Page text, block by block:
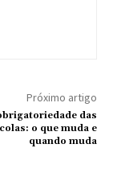
Próximo artigo
das
o que muda e
quando muda